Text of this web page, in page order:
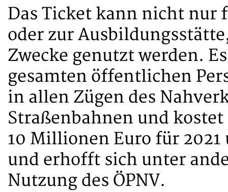
Das Ticket kann nicht nur
oder zur
Zwecke genutzt werden.
gesamten öffentlichen
in allen Zügen des
Straßenbahnen und kostet
10 Millionen Euro für
und erhofft sich unter
Nutzung des ÖPNV.